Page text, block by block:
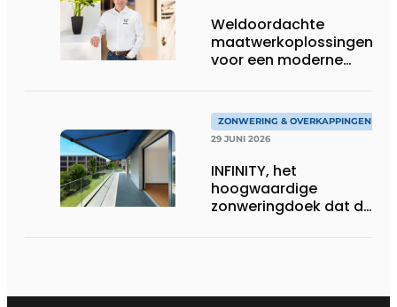
Weldoordachte
maatwerkoplossingen
voor een moderne
ZONWERING & OVERKAPPINGEN
29 JUNI 2026
INFINITY, het
hoogwaardige
zonweringdoek dat de